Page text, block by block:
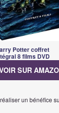
Potter coffret
8 films DVD
SUR
un bénéfice